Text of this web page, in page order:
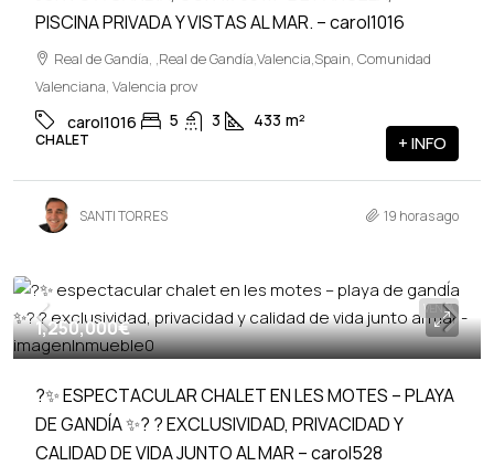
PISCINA PRIVADA Y VISTAS AL MAR. – carol1016
Real de Gandía, ,Real de Gandía,Valencia,Spain, Comunidad
Valenciana, Valencia prov
carol1016 5 3 433 m²
CHALET + INFO
SANTI TORRES 19 horas ago
VENTA
1,250,000€
?✨ ESPECTACULAR CHALET EN LES MOTES – PLAYA
DE GANDÍA ✨? ? EXCLUSIVIDAD, PRIVACIDAD Y
CALIDAD DE VIDA JUNTO AL MAR – carol528